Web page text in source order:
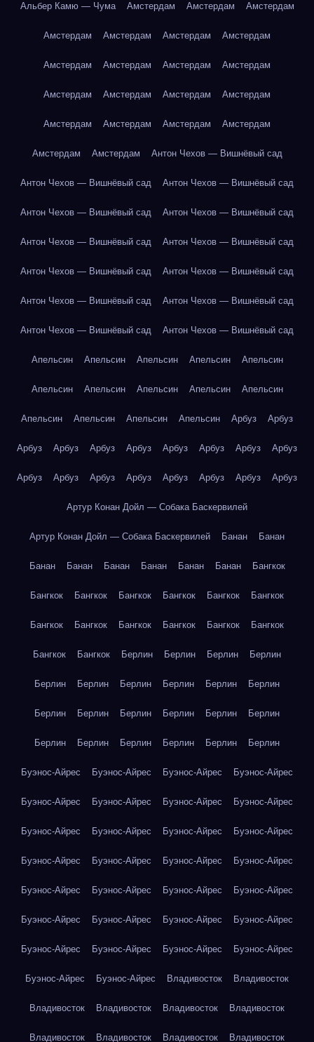
Альбер Камю — Чума Амстердам Амстердам Амстердам
Амстердам Амстердам Амстердам Амстердам
Амстердам Амстердам Амстердам Амстердам
Амстердам Амстердам Амстердам Амстердам
Амстердам Амстердам Амстердам Амстердам
Амстердам Амстердам Антон Чехов — Вишнёвый сад
Антон Чехов — Вишнёвый сад Антон Чехов — Вишнёвый сад
Антон Чехов — Вишнёвый сад Антон Чехов — Вишнёвый сад
Антон Чехов — Вишнёвый сад Антон Чехов — Вишнёвый сад
Антон Чехов — Вишнёвый сад Антон Чехов — Вишнёвый сад
Антон Чехов — Вишнёвый сад Антон Чехов — Вишнёвый сад
Антон Чехов — Вишнёвый сад Антон Чехов — Вишнёвый сад
Апельсин Апельсин Апельсин Апельсин Апельсин
Апельсин Апельсин Апельсин Апельсин Апельсин
Апельсин Апельсин Апельсин Апельсин Арбуз Арбуз
Арбуз Арбуз Арбуз Арбуз Арбуз Арбуз Арбуз Арбуз
Арбуз Арбуз Арбуз Арбуз Арбуз Арбуз Арбуз Арбуз
Артур Конан Дойл — Собака Баскервилей
Артур Конан Дойл — Собака Баскервилей Банан Банан
Банан Банан Банан Банан Банан Банан Бангкок
Бангкок Бангкок Бангкок Бангкок Бангкок Бангкок
Бангкок Бангкок Бангкок Бангкок Бангкок Бангкок
Бангкок Бангкок Берлин Берлин Берлин Берлин
Берлин Берлин Берлин Берлин Берлин Берлин
Берлин Берлин Берлин Берлин Берлин Берлин
Берлин Берлин Берлин Берлин Берлин Берлин
Буэнос-Айрес Буэнос-Айрес Буэнос-Айрес Буэнос-Айрес
Буэнос-Айрес Буэнос-Айрес Буэнос-Айрес Буэнос-Айрес
Буэнос-Айрес Буэнос-Айрес Буэнос-Айрес Буэнос-Айрес
Буэнос-Айрес Буэнос-Айрес Буэнос-Айрес Буэнос-Айрес
Буэнос-Айрес Буэнос-Айрес Буэнос-Айрес Буэнос-Айрес
Буэнос-Айрес Буэнос-Айрес Буэнос-Айрес Буэнос-Айрес
Буэнос-Айрес Буэнос-Айрес Буэнос-Айрес Буэнос-Айрес
Буэнос-Айрес Буэнос-Айрес Владивосток Владивосток
Владивосток Владивосток Владивосток Владивосток
Владивосток Владивосток Владивосток Владивосток